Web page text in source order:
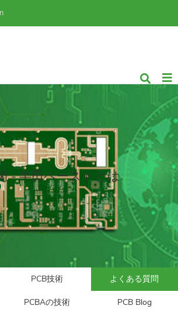
- 半田ペーストとは
PCB技術 よくある質問
PCBAの技術 PCB Blog